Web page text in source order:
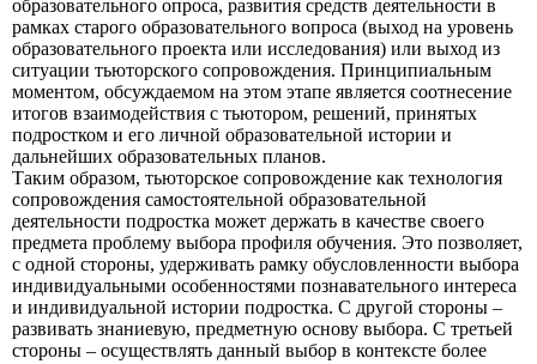
образовательного опроса, развития средств деятельности в
рамках старого образовательного вопроса (выход на уровень
образовательного проекта или исследования) или выход из
ситуации тьюторского сопровождения. Принципиальным
моментом, обсуждаемом на этом этапе является соотнесение
итогов взаимодействия с тьютором, решений, принятых
подростком и его личной образовательной истории и
дальнейших образовательных планов.
Таким образом, тьюторское сопровождение как технология
сопровождения самостоятельной образовательной
деятельности подростка может держать в качестве своего
предмета проблему выбора профиля обучения. Это позволяет,
с одной стороны, удерживать рамку обусловленности выбора
индивидуальными особенностями познавательного интереса
и индивидуальной истории подростка. С другой стороны –
развивать знаниевую, предметную основу выбора. С третьей
стороны – осуществлять данный выбор в контексте более